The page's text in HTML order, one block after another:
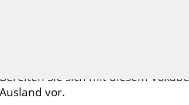
Bereiten Sie sich mit diesem
Ausland vor.